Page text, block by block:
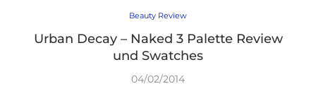
Beauty Review
Urban Decay – Naked 3 Palette Review
und Swatches
04/02/2014